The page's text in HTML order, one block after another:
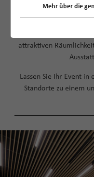
novum Innsbruck
attraktiven
Lassen Sie Ihr Event in
Standorte zu einem
Mehr über die